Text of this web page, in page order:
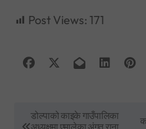
Post Views: 171
डोल्पाको काइके गाउँपालिका
अध्यक्षमा एमालेका अंगत राना